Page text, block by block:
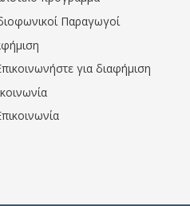
Παραγωγοί
για διαφήμιση